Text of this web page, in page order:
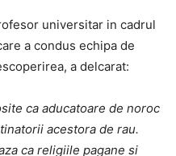
universitar in cadrul
a condus echipa de
a delcarat:
ca aducatoare de noroc
acestora de rau.
ca religiile pagane si